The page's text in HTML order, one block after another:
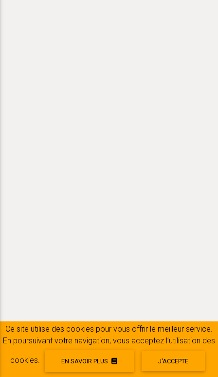
Suivez la croissance de votre chiot, trouvez des conseils et bons
Ce site utilise des cookies pour vous offrir le meilleur service.
En poursuivant votre navigation, vous acceptez l’utilisation des
cookies. EN SAVOIR PLUS J'ACCEPTE